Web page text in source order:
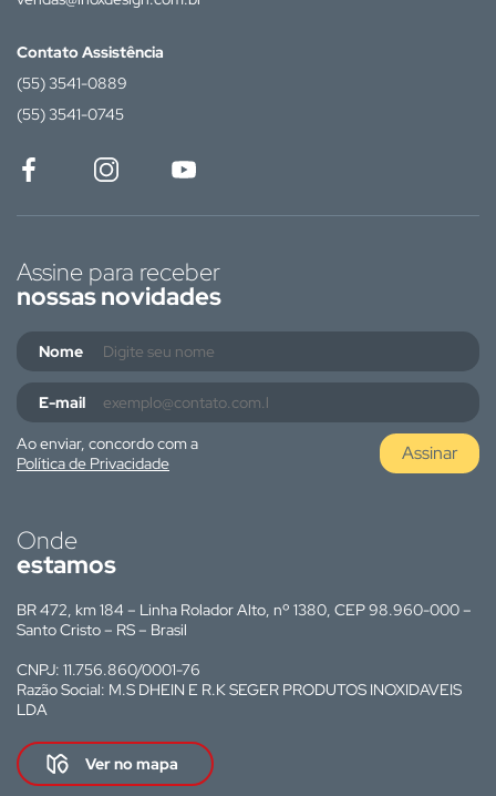
Contato Assistência
(55) 3541-0889
(55) 3541-0745
Assine para receber
nossas novidades
Nome
E-mail
Ao enviar, concordo com a
Política de Privacidade
Assinar
Onde
estamos
BR 472, km 184 – Linha Rolador Alto, nº 1380, CEP 98.960-000 –
Santo Cristo – RS – Brasil
CNPJ: 11.756.860/0001-76
Razão Social: M.S DHEIN E R.K SEGER PRODUTOS INOXIDAVEIS
LDA
Ver no mapa